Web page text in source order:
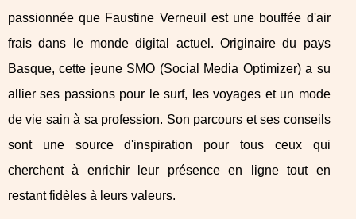
passionnée que Faustine Verneuil est une bouffée d'air
frais dans le monde digital actuel. Originaire du pays
Basque, cette jeune SMO (Social Media Optimizer) a su
allier ses passions pour le surf, les voyages et un mode
de vie sain à sa profession. Son parcours et ses conseils
sont une source d'inspiration pour tous ceux qui
cherchent à enrichir leur présence en ligne tout en
restant fidèles à leurs valeurs.